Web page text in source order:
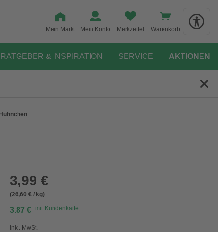
Mein Markt Mein Konto Merkzettel Warenkorb
RATGEBER & INSPIRATION SERVICE AKTIONEN
3,99 €
(26,60 € / kg)
3,87 € mit Kundenkarte
Inkl. MwSt.